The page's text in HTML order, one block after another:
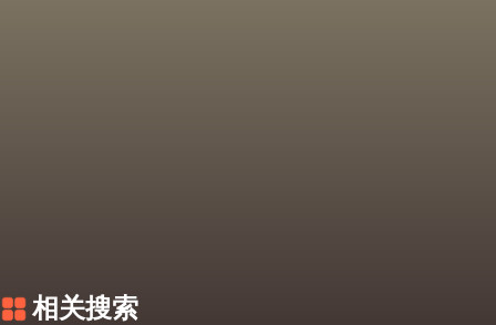
相关搜索